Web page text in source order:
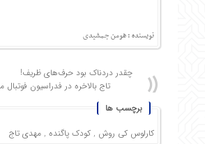
نویسنده : هومن جمشیدی
چقدر دردناک بود حرف‌های ظریف!
تاج بالاخره در فدراسیون فوتبال
برچسب ها
کارلوس کی روش , کودک پاگنده , مهدی تاج